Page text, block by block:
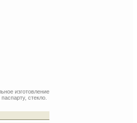
изготовление
стекло.